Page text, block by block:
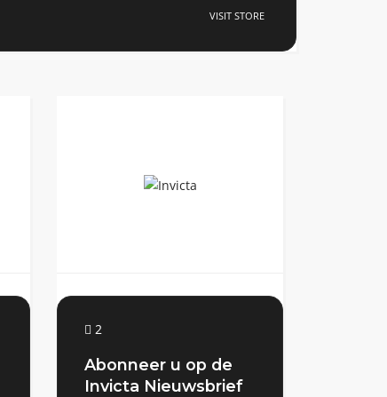
VISIT STORE
2
Abonneer u op de
Invicta Nieuwsbrief